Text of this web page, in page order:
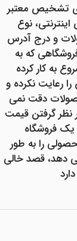
تشخیص معتبر
نوع
و درج آدرس
که به
به کار کرده
رعایت نکرده و
دقت نمی
نظر گرفتن قیمت
فروشگاه
را به طور
دهد، قصد خالی